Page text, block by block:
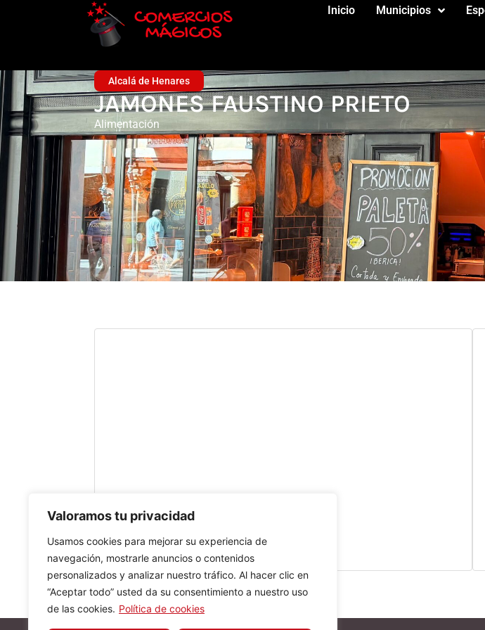
Valoramos tu privacidad
Usamos cookies para mejorar su experiencia de
navegación, mostrarle anuncios o contenidos
personalizados y analizar nuestro tráfico. Al hacer clic en
“Aceptar todo” usted da su consentimiento a nuestro uso
de las cookies. Política de cookies
Inicio Municipios
Alcalá de Henares
JAMONES FAUSTINO PRIETO
Alimentación